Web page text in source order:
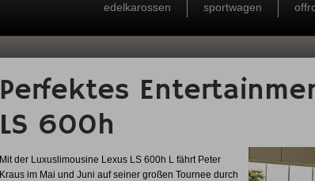
edelkarossen sportwagen
Perfektes
LS 600h
Mit der Luxuslimousine Lexus LS 600h L fährt Peter
Kraus im Mai und Juni auf seiner großen Tournee durch